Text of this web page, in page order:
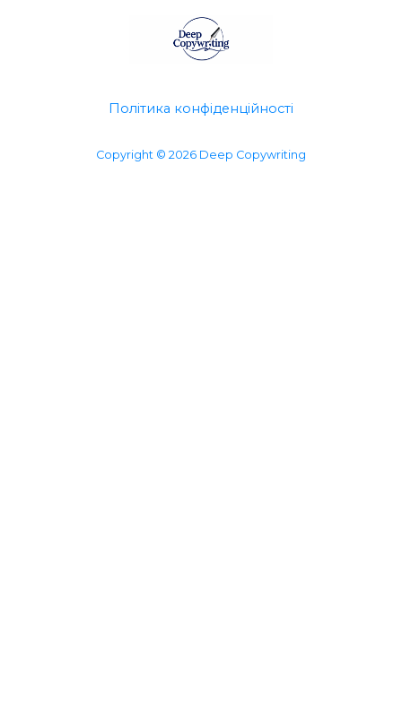
Політика конфіденційності
Copyright © 2026 Deep Copywriting